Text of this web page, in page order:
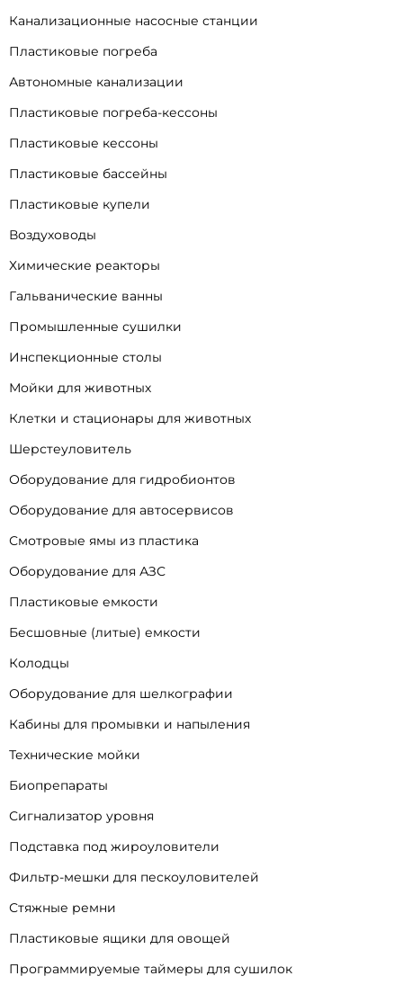
Канализационные насосные станции
Пластиковые погреба
Автономные канализации
Пластиковые погреба-кессоны
Пластиковые кессоны
Пластиковые бассейны
Пластиковые купели
Воздуховоды
Химические реакторы
Гальванические ванны
Промышленные сушилки
Инспекционные столы
Мойки для животных
Клетки и стационары для животных
Шерстеуловитель
Оборудование для гидробионтов
Оборудование для автосервисов
Смотровые ямы из пластика
Оборудование для АЗС
Пластиковые емкости
Бесшовные (литые) емкости
Колодцы
Оборудование для шелкографии
Кабины для промывки и напыления
Технические мойки
Биопрепараты
Сигнализатор уровня
Подставка под жироуловители
Фильтр-мешки для пескоуловителей
Стяжные ремни
Пластиковые ящики для овощей
Программируемые таймеры для сушилок